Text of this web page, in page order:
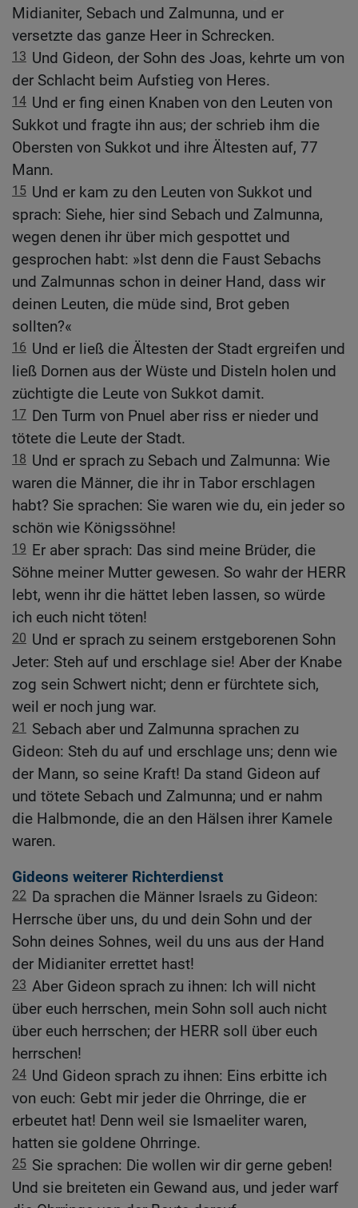
Midianiter, Sebach und Zalmunna, und er
versetzte das ganze Heer in Schrecken.
13 Und Gideon, der Sohn des Joas, kehrte um von
der Schlacht beim Aufstieg von Heres.
14 Und er fing einen Knaben von den Leuten von
Sukkot und fragte ihn aus; der schrieb ihm die
Obersten von Sukkot und ihre Ältesten auf, 77
Mann.
15 Und er kam zu den Leuten von Sukkot und
sprach: Siehe, hier sind Sebach und Zalmunna,
wegen denen ihr über mich gespottet und
gesprochen habt: »Ist denn die Faust Sebachs
und Zalmunnas schon in deiner Hand, dass wir
deinen Leuten, die müde sind, Brot geben
sollten?«
16 Und er ließ die Ältesten der Stadt ergreifen und
ließ Dornen aus der Wüste und Disteln holen und
züchtigte die Leute von Sukkot damit.
17 Den Turm von Pnuel aber riss er nieder und
tötete die Leute der Stadt.
18 Und er sprach zu Sebach und Zalmunna: Wie
waren die Männer, die ihr in Tabor erschlagen
habt? Sie sprachen: Sie waren wie du, ein jeder so
schön wie Königssöhne!
19 Er aber sprach: Das sind meine Brüder, die
Söhne meiner Mutter gewesen. So wahr der HERR
lebt, wenn ihr die hättet leben lassen, so würde
ich euch nicht töten!
20 Und er sprach zu seinem erstgeborenen Sohn
Jeter: Steh auf und erschlage sie! Aber der Knabe
zog sein Schwert nicht; denn er fürchtete sich,
weil er noch jung war.
21
Sebach aber und Zalmunna sprachen zu
Gideon: Steh du auf und erschlage uns; denn wie
der Mann, so seine Kraft! Da stand Gideon auf
und tötete Sebach und Zalmunna; und er nahm
die Halbmonde, die an den Hälsen ihrer Kamele
waren.
Gideons weiterer Richterdienst
22 Da sprachen die Männer Israels zu Gideon:
Herrsche über uns, du und dein Sohn und der
Sohn deines Sohnes, weil du uns aus der Hand
der Midianiter errettet hast!
23 Aber Gideon sprach zu ihnen: Ich will nicht
über euch herrschen, mein Sohn soll auch nicht
über euch herrschen; der HERR soll über euch
herrschen!
24 Und Gideon sprach zu ihnen: Eins erbitte ich
von euch: Gebt mir jeder die Ohrringe, die er
erbeutet hat! Denn weil sie Ismaeliter waren,
hatten sie goldene Ohrringe.
25 Sie sprachen: Die wollen wir dir gerne geben!
Und sie breiteten ein Gewand aus, und jeder warf